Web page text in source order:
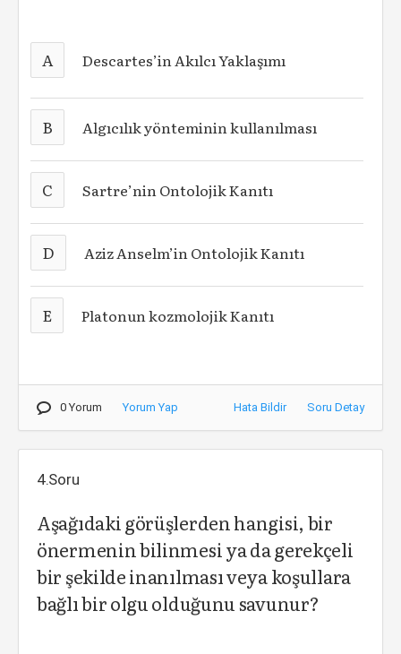
A Descartes’in Akılcı Yaklaşımı
B Algıcılık yönteminin kullanılması
C Sartre’nin Ontolojik Kanıtı
D Aziz Anselm’in Ontolojik Kanıtı
E Platonun kozmolojik Kanıtı
0 Yorum Yorum Yap Hata Bildir Soru Detay
4.Soru
Aşağıdaki görüşlerden hangisi, bir
önermenin bilinmesi ya da gerekçeli
bir şekilde inanılması veya koşullara
bağlı bir olgu olduğunu savunur?